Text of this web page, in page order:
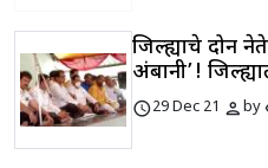
जिल्ह्याचे दोन
अंबानी’!
schedule29 Dec 21 personby